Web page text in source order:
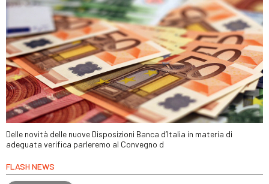
Delle novità delle nuove Disposizioni Banca d’Italia in materia di
adeguata verifica parleremo al Convegno d
FLASH NEWS